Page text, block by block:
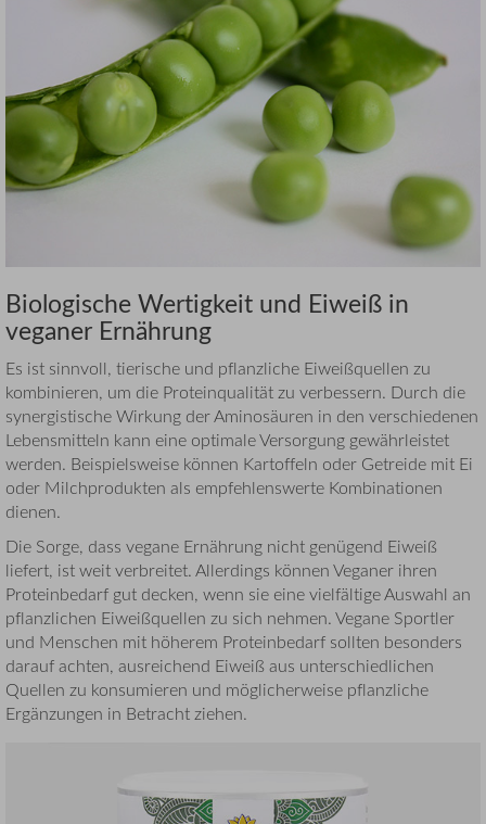
Biologische Wertigkeit und Eiweiß in
veganer Ernährung
Es ist sinnvoll, tierische und pflanzliche Eiweißquellen zu
kombinieren, um die Proteinqualität zu verbessern. Durch die
synergistische Wirkung der Aminosäuren in den verschiedenen
Lebensmitteln kann eine optimale Versorgung gewährleistet
werden. Beispielsweise können Kartoffeln oder Getreide mit Ei
oder Milchprodukten als empfehlenswerte Kombinationen
dienen.
Die Sorge, dass vegane Ernährung nicht genügend Eiweiß
liefert, ist weit verbreitet. Allerdings können Veganer ihren
Proteinbedarf gut decken, wenn sie eine vielfältige Auswahl an
pflanzlichen Eiweißquellen zu sich nehmen. Vegane Sportler
und Menschen mit höherem Proteinbedarf sollten besonders
darauf achten, ausreichend Eiweiß aus unterschiedlichen
Quellen zu konsumieren und möglicherweise pflanzliche
Ergänzungen in Betracht ziehen.